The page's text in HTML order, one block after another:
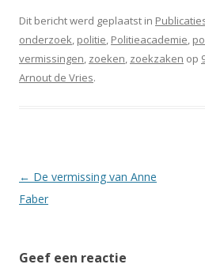
Dit bericht werd geplaatst in
onderzoek, politie, Politieacademie,
vermissingen, zoeken, zoekzaken op
Arnout de Vries.
Berichtnavigatie
← De vermissing van Anne
Faber
Geef een reactie